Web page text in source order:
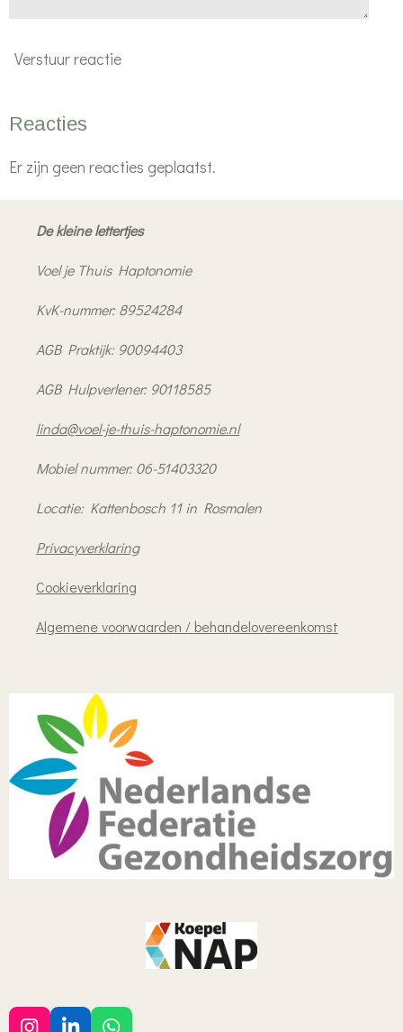
Verstuur reactie
Reacties
Er zijn geen reacties geplaatst.
De kleine lettertjes
Voel je Thuis Haptonomie
KvK-nummer: 89524284
AGB Praktijk: 90094403
AGB Hulpverlener: 90118585
linda@voel-je-thuis-haptonomie.nl
Mobiel nummer: 06-51403320
Locatie: Kattenbosch 11 in Rosmalen
Privacyverklaring
Cookieverklaring
Algemene voorwaarden / behandelovereenkomst